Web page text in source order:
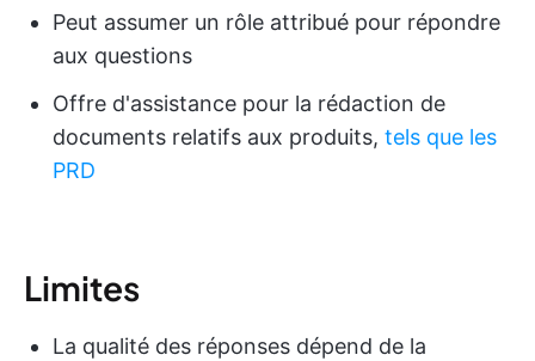
Peut assumer un rôle attribué pour répondre
aux questions
Offre d'assistance pour la rédaction de
documents relatifs aux produits, tels que les
PRD
Limites
La qualité des réponses dépend de la